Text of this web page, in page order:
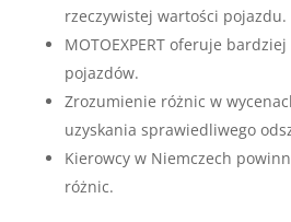
rzeczywistej wartości pojazdu.
MOTOEXPERT oferuje
pojazdów.
Zrozumienie różnic w
uzyskania sprawiedliwego
Kierowcy w Niemczech
różnic.